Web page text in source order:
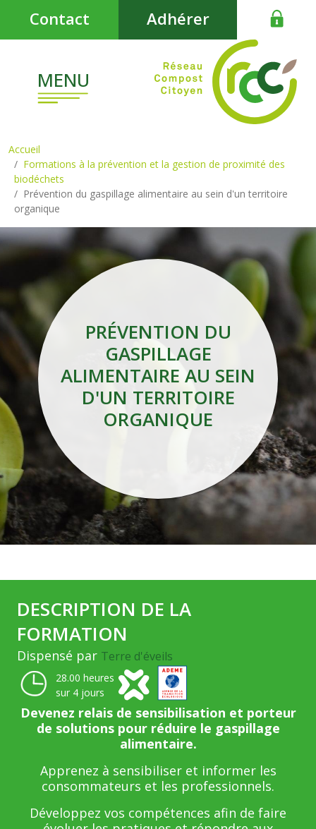
MENU
Contact Adhérer
Accueil
Formations à la prévention et la gestion de proximité des
biodéchets
Prévention du gaspillage alimentaire au sein d'un territoire
organique
PRÉVENTION DU
GASPILLAGE
ALIMENTAIRE AU SEIN
D'UN TERRITOIRE
ORGANIQUE
DESCRIPTION DE LA
FORMATION
Dispensé par Terre d'éveils
28.00 heures
sur 4 jours
Devenez relais de sensibilisation et porteur
de solutions pour réduire le gaspillage
alimentaire.
Apprenez à sensibiliser et informer les
consommateurs et les professionnels.
Développez vos compétences afin de faire